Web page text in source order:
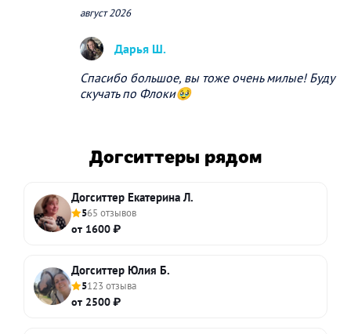
август 2026
Дарья Ш.
Спасибо большое, вы тоже очень милые! Буду
скучать по Флоки🥹
Догситтеры рядом
Догситтер Екатерина Л.
565 отзывов
от 1600 ₽
Догситтер Юлия Б.
5123 отзыва
от 2500 ₽